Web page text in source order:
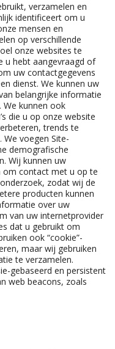
verzamelen en
identificeert om u
mensen en
op verschillende
onze websites te
u hebt aangevraagd of
uw contactgegevens
dienst. We kunnen uw
belangrijke informatie
We kunnen ook
die u op onze website
trends te
voegen Site-
demografische
Wij kunnen uw
om contact met u op te
zodat wij de
producten kunnen
over uw
van uw internetprovider
dat u gebruikt om
ook “cookie”-
maar wij gebruiken
te verzamelen.
gebaseerd en persistent
web beacons, zoals